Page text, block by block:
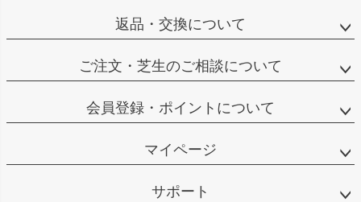
返品・交換について
ご注文・芝生のご相談について
会員登録・ポイントについて
マイページ
サポート